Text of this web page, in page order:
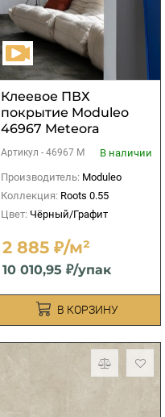
Клеевое ПВХ
покрытие Moduleo
46967 Meteora
Артикул - 46967 M
В наличии
Производитель: Moduleo
Коллекция: Roots 0.55
Цвет: Чёрный/Графит
2 885 ₽/м²
10 010,95 ₽/упак
В КОРЗИНУ